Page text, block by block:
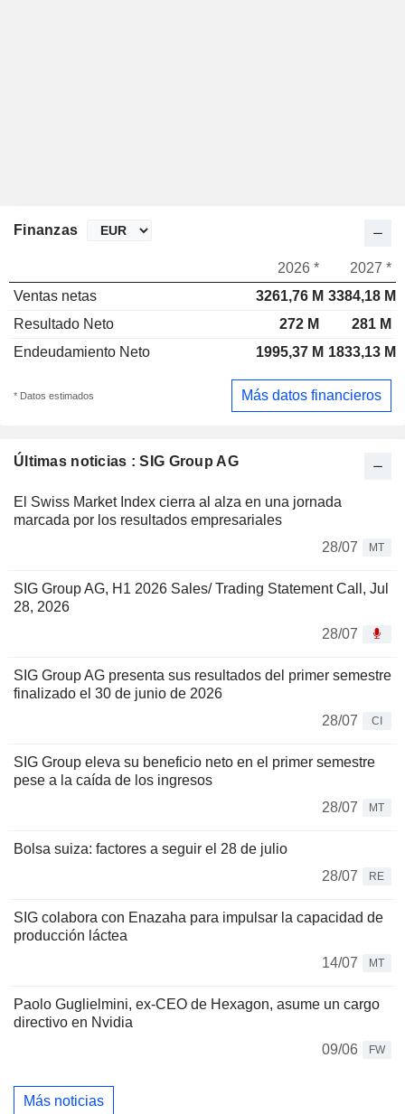
Últimas noticias : SIG Group AG
El Swiss Market Index cierra al alza en una jornada
marcada por los resultados empresariales
28/07
MT
SIG Group AG, H1 2026 Sales/ Trading Statement Call, Jul
28, 2026
28/07
SIG Group AG presenta sus resultados del primer semestre
finalizado el 30 de junio de 2026
28/07
CI
SIG Group eleva su beneficio neto en el primer semestre
pese a la caída de los ingresos
28/07
MT
Bolsa suiza: factores a seguir el 28 de julio
28/07
RE
SIG colabora con Enazaha para impulsar la capacidad de
producción láctea
14/07
MT
Paolo Guglielmini, ex-CEO de Hexagon, asume un cargo
directivo en Nvidia
09/06
FW
Más noticias
Finanzas
2026 *
2027 *
Ventas netas
3261,76 M 3384,18 M
Resultado Neto
272 M
281 M
Endeudamiento Neto
1995,37 M 1833,13 M
* Datos estimados Más datos financieros